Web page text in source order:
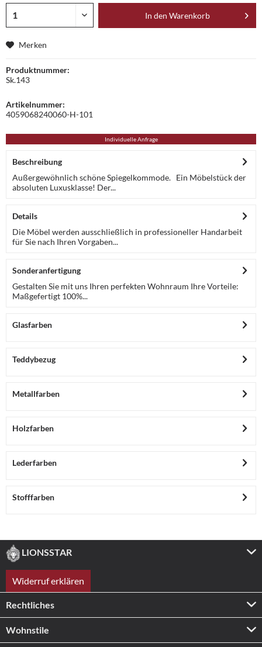
In den Warenkorb
Merken
Produktnummer:
Sk.143
Artikelnummer:
4059068240060-H-101
Individuelle Anfrage
Beschreibung
Außergewöhnlich schöne Spiegelkommode. Ein Möbelstück der
absoluten Luxusklasse! Der...
Details
Die Möbel werden ausschließlich in professioneller Handarbeit
für Sie nach Ihren Vorgaben...
Sonderanfertigung
Gestalten Sie mit uns Ihren perfekten Wohnraum Ihre Vorteile:
Maßgefertigt 100%...
Glasfarben
Teddybezug
Metallfarben
Holzfarben
Lederfarben
Stofffarben
LIONSSTAR
Widerruf erklären
Rechtliches
Wohnstile